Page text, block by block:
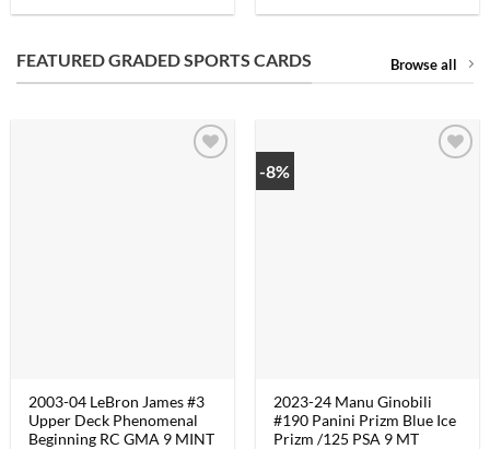
was:
is:
was:
is:
FEATURED GRADED SPORTS CARDS Browse all
2003-04 LeBron James #3
Upper Deck Phenomenal
Beginning RC GMA 9 MINT
-8%
2023-24 Manu Ginobili
#190 Panini Prizm Blue Ice
Prizm /125 PSA 9 MT